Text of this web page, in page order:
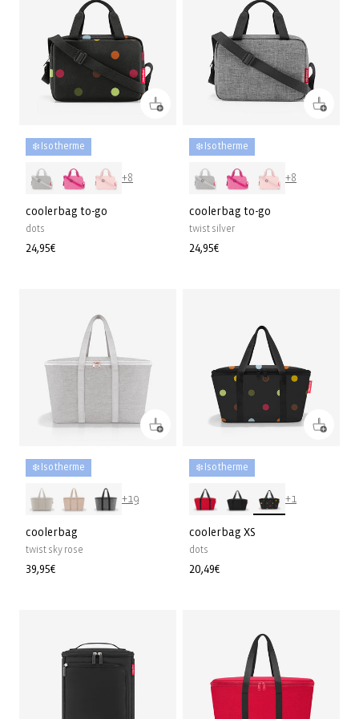
❄️ Isotherme
+8
coolerbag to-go
dots
Prix
24,95€
❄️ Isotherme
+8
coolerbag to-go
twist silver
Prix
24,95€
❄️ Isotherme
+19
coolerbag
twist sky rose
Prix
39,95€
❄️ Isotherme
+1
coolerbag XS
dots
Prix
20,49€